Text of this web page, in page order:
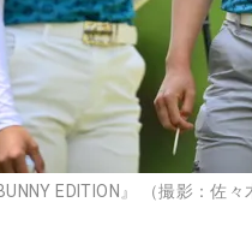
EDITION』 （撮影：佐々